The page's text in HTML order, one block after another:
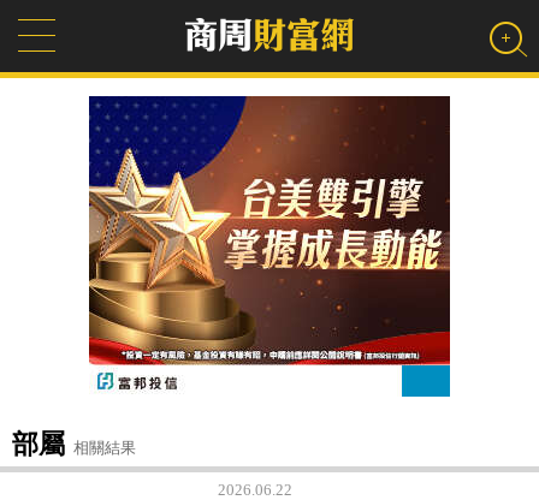
部屬 相關結果
2026.06.22